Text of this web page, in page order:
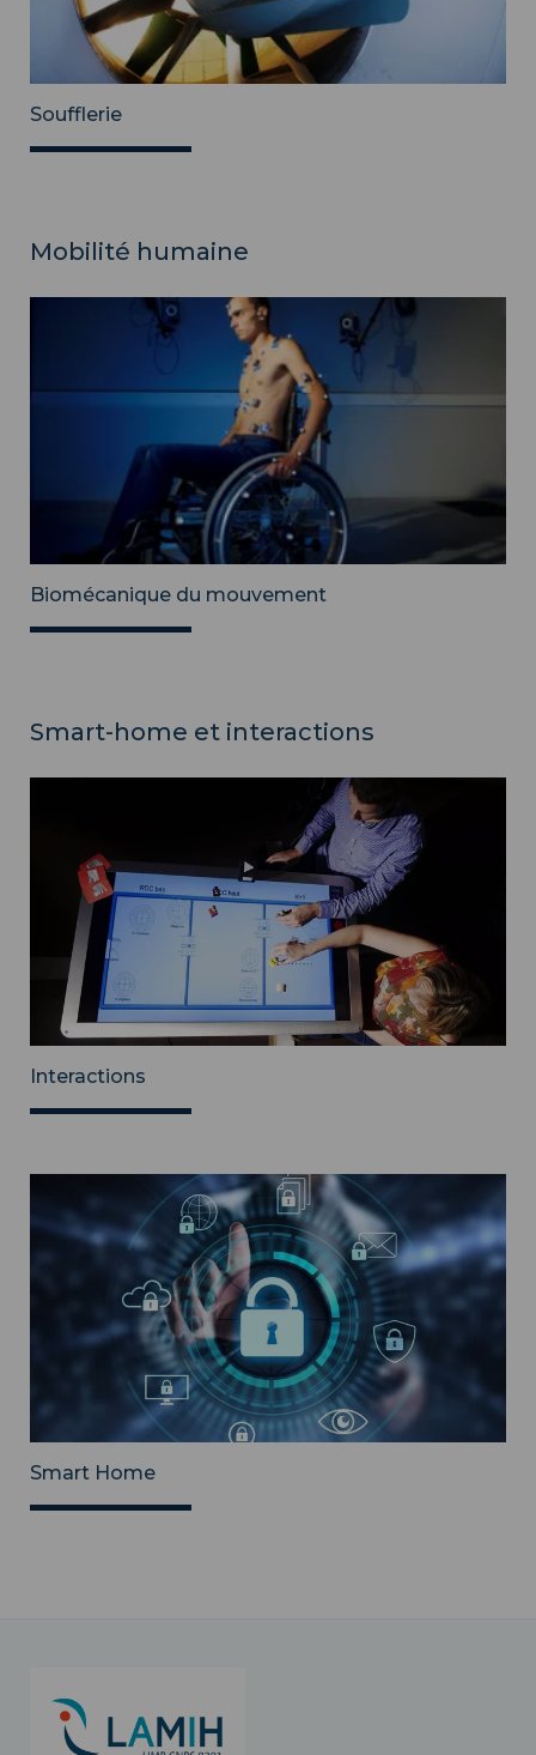
Soufflerie
Mobilité humaine
Biomécanique du mouvement
Smart-home et interactions
Interactions
Smart Home